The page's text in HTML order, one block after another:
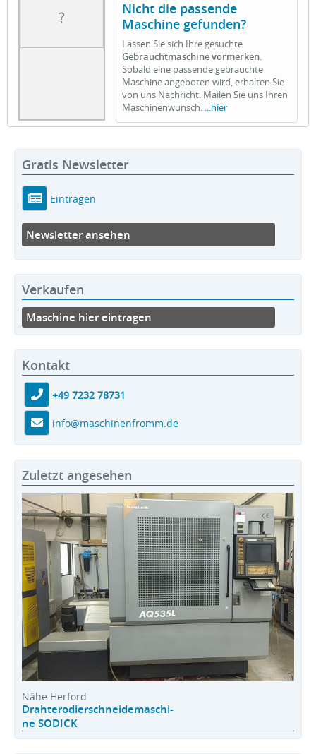
Nicht die passende
Maschine gefunden?
Lassen Sie sich Ihre gesuchte
Gebrauchtmaschine vormerken.
Sobald eine passende gebrauchte
Maschine angeboten wird, erhalten Sie
von uns Nachricht. Mailen Sie uns Ihren
Maschinenwunsch. ...hier
Gratis Newsletter
Eintragen
Newsletter ansehen
Verkaufen
Maschine hier eintragen
Kontakt
+49 7232 78731
info@maschinenfromm.de
Zuletzt angesehen
Nähe Herford
Drahterodierschneidemaschi-
ne SODICK